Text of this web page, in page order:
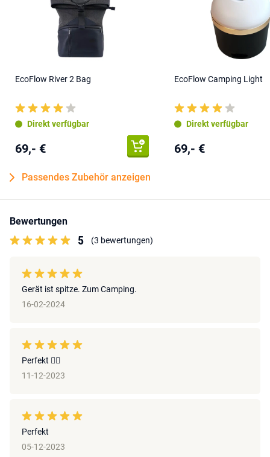
EcoFlow River 2 Bag
Direkt verfügbar
69,- €
EcoFlow Camping Light
Direkt verfügbar
69,- €
Passendes Zubehör anzeigen
Bewertungen
5 (3 bewertungen)
Gerät ist spitze. Zum Camping.
16-02-2024
Perfekt 👌🏻
11-12-2023
Perfekt
05-12-2023